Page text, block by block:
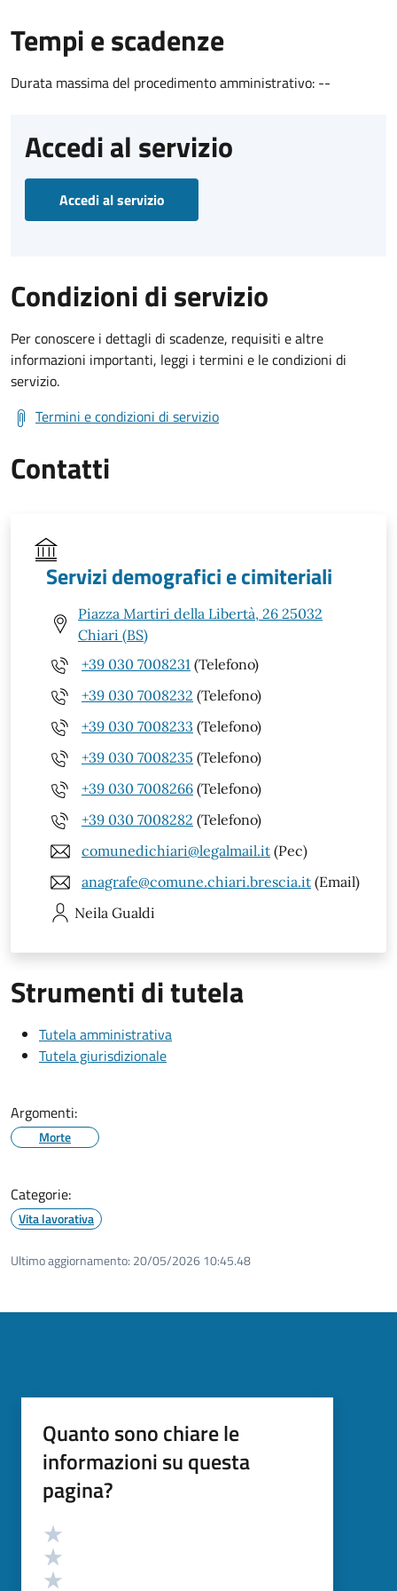
Tempi e scadenze
Durata massima del procedimento amministrativo: --
Accedi al servizio
Accedi al servizio
Condizioni di servizio
Per conoscere i dettagli di scadenze, requisiti e altre
informazioni importanti, leggi i termini e le condizioni di
servizio.
Termini e condizioni di servizio
Contatti
Servizi demografici e cimiteriali
Piazza Martiri della Libertà, 26 25032
Chiari (BS)
+39 030 7008231 (Telefono)
+39 030 7008232 (Telefono)
+39 030 7008233 (Telefono)
+39 030 7008235 (Telefono)
+39 030 7008266 (Telefono)
+39 030 7008282 (Telefono)
comunedichiari@legalmail.it (Pec)
anagrafe@comune.chiari.brescia.it (Email)
Neila Gualdi
Strumenti di tutela
Tutela amministrativa
Tutela giurisdizionale
Argomenti:
Morte
Categorie:
Vita lavorativa
Ultimo aggiornamento: 20/05/2026 10:45.48
Quanto sono chiare le
informazioni su questa
pagina?
Valutazione